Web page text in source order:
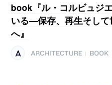
book『ル・コルビュジ
いる―保存、再生そして
へ』
ARCHITECTURE BOOK